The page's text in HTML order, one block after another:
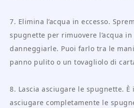
7. Elimina l’acqua in eccesso.
spugnette per rimuovere l’acqua in
danneggiarle. Puoi farlo tra le
panno pulito o un tovagliolo di
8. Lascia asciugare le spugnette.
asciugare completamente le